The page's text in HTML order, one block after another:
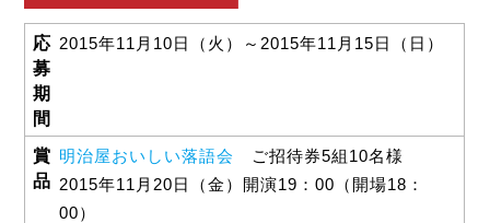
応
募
期
間
2015年11月10日（火）～2015年11月15日（日）
賞
品
明治屋おいしい落語会
ご招待券5組10名様
2015年11月20日（金）開演19：00（開場18：
00）